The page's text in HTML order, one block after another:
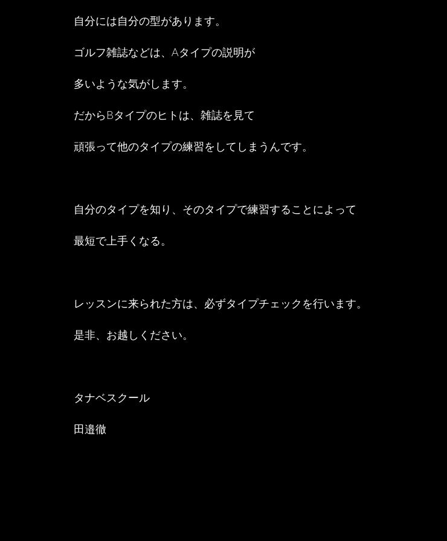
自分には自分の型があります。
ゴルフ雑誌などは、Aタイプの説明が
多いような気がします。
だからBタイプのヒトは、雑誌を見て
頑張って他のタイプの練習をしてしまうんです。
自分のタイプを知り、そのタイプで練習することによって
最短で上手くなる。
レッスンに来られた方は、必ずタイプチェックを行います。
是非、お越しください。
タナベスクール
田邉徹